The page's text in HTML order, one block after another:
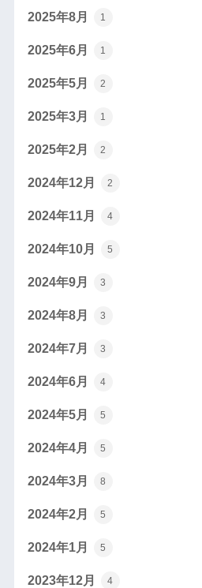
2025年8月 1
2025年6月 1
2025年5月 2
2025年3月 1
2025年2月 2
2024年12月 2
2024年11月 4
2024年10月 5
2024年9月 3
2024年8月 3
2024年7月 3
2024年6月 4
2024年5月 5
2024年4月 5
2024年3月 8
2024年2月 5
2024年1月 5
2023年12月 4